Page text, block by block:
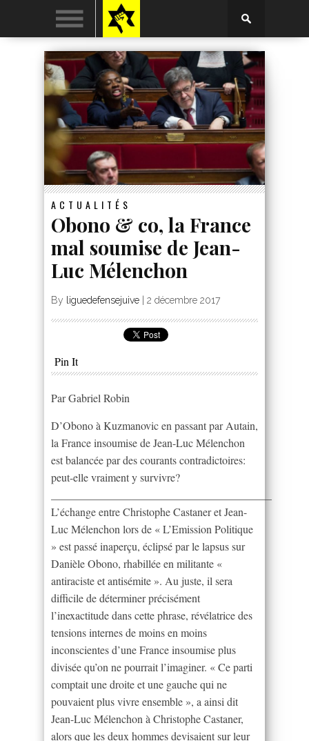
ACTUALITÉS
Obono & co, la France
mal soumise de Jean-
Luc Mélenchon
By liguedefensejuive 2 décembre 2017
Pin It
Par Gabriel Robin
D’Obono à Kuzmanovic en passant par Autain,
la France insoumise de Jean-Luc Mélenchon
est balancée par des courants contradictoires:
peut-elle vraiment y survivre?
L’échange entre Christophe Castaner et Jean-
Luc Mélenchon lors de « L’Emission Politique
» est passé inaperçu, éclipsé par le lapsus sur
Danièle Obono, rhabillée en militante «
antiraciste et antisémite ». Au juste, il sera
difficile de déterminer précisément
l’inexactitude dans cette phrase, révélatrice des
tensions internes de moins en moins
inconscientes d’une France insoumise plus
divisée qu’on ne pourrait l’imaginer. « Ce parti
comptait une droite et une gauche qui ne
pouvaient plus vivre ensemble », a ainsi dit
Jean-Luc Mélenchon à Christophe Castaner,
alors que les deux hommes devisaient sur leur